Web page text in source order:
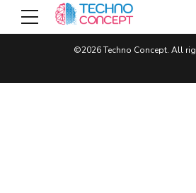
©2026 Techno Concept. All